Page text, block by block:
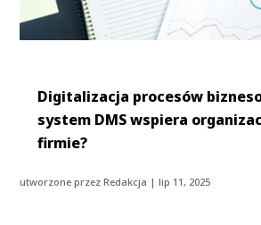
Digitalizacja procesów
system DMS wspiera
firmie?
utworzone przezRedakcja |lip 11, 2025